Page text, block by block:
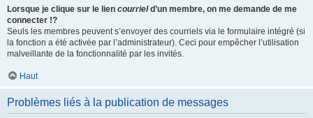
Lorsque je clique sur le lien courrield’un membre, on me demande de me
connecter !?
Seuls les membres peuvent s’envoyer des courriels via le formulaire intégré (si
la fonction a été activée par l’administrateur). Ceci pour empêcher l’utilisation
malveillante de la fonctionnalité par les invités.
Haut
Problèmes liés à la publication de messages